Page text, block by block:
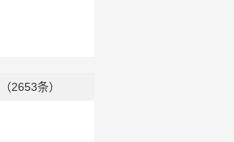
（2653条）